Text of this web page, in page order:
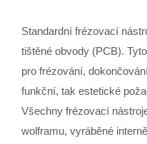
Standardní frézovací
tištěné obvody (PCB).
pro frézování,
funkční, tak estetické
Všechny frézovací
wolframu, vyráběné